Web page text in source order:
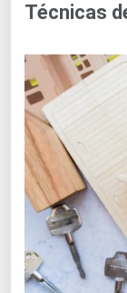
Técnicas